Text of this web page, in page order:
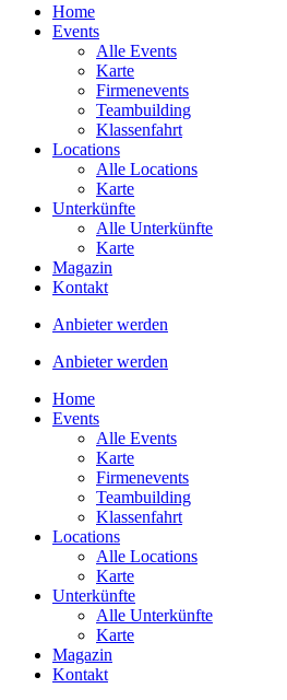
Home
Events
Alle Events
Karte
Firmenevents
Teambuilding
Klassenfahrt
Locations
Alle Locations
Karte
Unterkünfte
Alle Unterkünfte
Karte
Magazin
Kontakt
Anbieter werden
Anbieter werden
Home
Events
Alle Events
Karte
Firmenevents
Teambuilding
Klassenfahrt
Locations
Alle Locations
Karte
Unterkünfte
Alle Unterkünfte
Karte
Magazin
Kontakt